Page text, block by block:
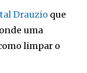
Drauzio que
uma
limpar o